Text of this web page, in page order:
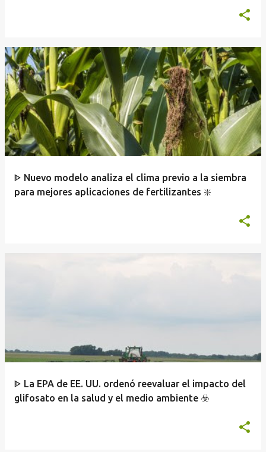
ᐈ Nuevo modelo analiza el clima previo a la siembra
para mejores aplicaciones de fertilizantes ❇️
ᐈ La EPA de EE. UU. ordenó reevaluar el impacto del
glifosato en la salud y el medio ambiente ☣️